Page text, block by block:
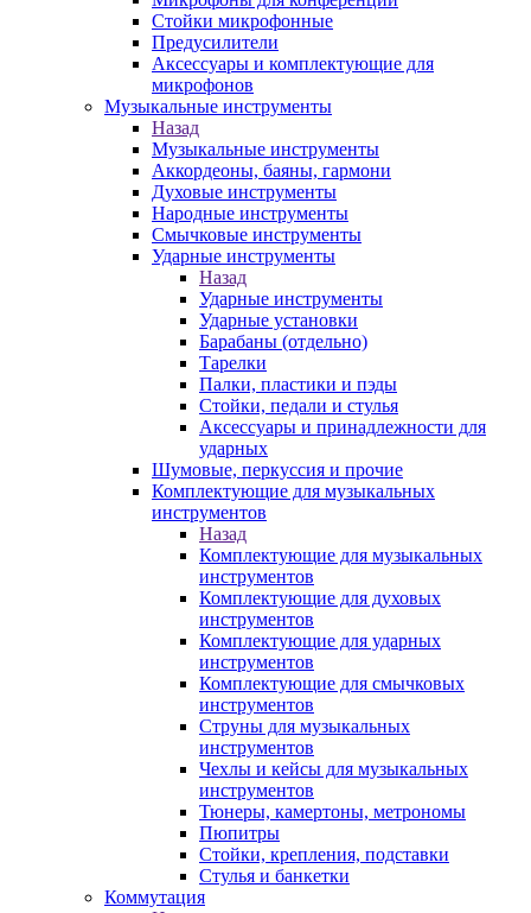
Стойки микрофонные
Предусилители
Аксессуары и комплектующие для
микрофонов
Музыкальные инструменты
Назад
Музыкальные инструменты
Аккордеоны, баяны, гармони
Духовые инструменты
Народные инструменты
Смычковые инструменты
Ударные инструменты
Назад
Ударные инструменты
Ударные установки
Барабаны (отдельно)
Тарелки
Палки, пластики и пэды
Стойки, педали и стулья
Аксессуары и принадлежности для
ударных
Шумовые, перкуссия и прочие
Комплектующие для музыкальных
инструментов
Назад
Комплектующие для музыкальных
инструментов
Комплектующие для духовых
инструментов
Комплектующие для ударных
инструментов
Комплектующие для смычковых
инструментов
Струны для музыкальных
инструментов
Чехлы и кейсы для музыкальных
инструментов
Тюнеры, камертоны, метрономы
Пюпитры
Стойки, крепления, подставки
Стулья и банкетки
Коммутация